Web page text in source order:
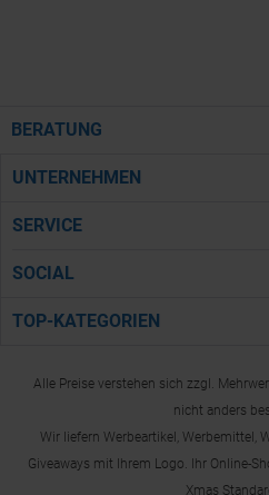
BERATUNG
UNTERNEHMEN
SERVICE
SOCIAL
TOP-KATEGORIEN
Alle Preise verstehen sich zzgl.
nicht anders
Wir liefern Werbeartikel, Werbemittel,
Giveaways mit Ihrem Logo. Ihr Online-
Xmas